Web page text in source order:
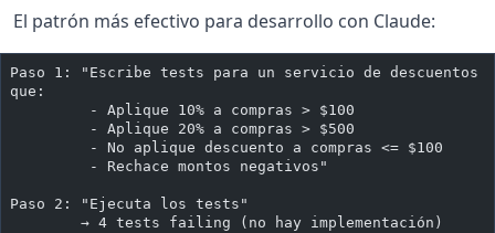
El patrón más efectivo para desarrollo con Claude:
Paso 1: "Escribe tests para un servicio de descuentos
que:
         - Aplique 10% a compras > $100
         - Aplique 20% a compras > $500
         - No aplique descuento a compras <= $100
         - Rechace montos negativos"
Paso 2: "Ejecuta los tests"
        → 4 tests failing (no hay implementación)